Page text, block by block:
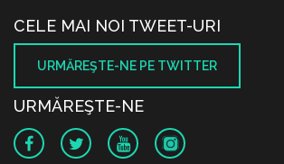
CELE MAI NOI TWEET-URI
URMĂREŞTE-NE PE TWITTER
URMĂREŞTE-NE